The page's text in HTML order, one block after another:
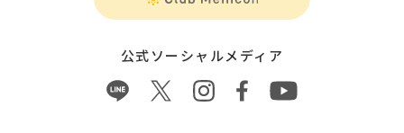
公式ソーシャルメディア